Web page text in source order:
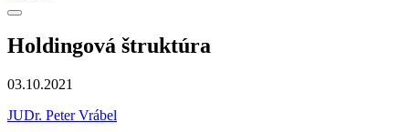
Holdingová štruktúra
03.10.2021
JUDr. Peter Vrábel